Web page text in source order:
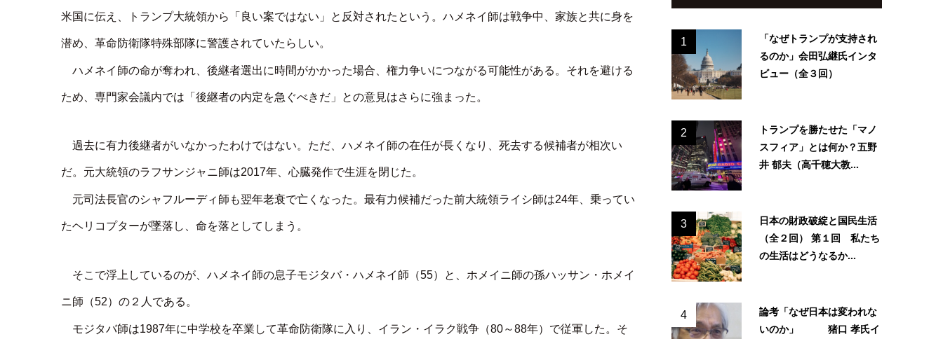
米国に伝え、トランプ大統領から「良い案ではない」と反対されたという。ハメネイ師は戦争中、家族と共に身を
潜め、革命防衛隊特殊部隊に警護されていたらしい。
ハメネイ師の命が奪われ、後継者選出に時間がかかった場合、権力争いにつながる可能性がある。それを避ける
ため、専門家会議内では「後継者の内定を急ぐべきだ」との意見はさらに強まった。
過去に有力後継者がいなかったわけではない。ただ、ハメネイ師の在任が長くなり、死去する候補者が相次い
だ。元大統領のラフサンジャニ師は2017年、心臓発作で生涯を閉じた。
元司法長官のシャフルーディ師も翌年老衰で亡くなった。最有力候補だった前大統領ライシ師は24年、乗ってい
たヘリコプターが墜落し、命を落としてしまう。
そこで浮上しているのが、ハメネイ師の息子モジタバ・ハメネイ師（55）と、ホメイニ師の孫ハッサン・ホメイ
ニ師（52）の２人である。
モジタバ師は1987年に中学校を卒業して革命防衛隊に入り、イラン・イラク戦争（80～88年）で従軍した。そ
1
「なぜトランプが支持され
るのか」会田弘継氏インタ
ビュー（全３回）
2
トランプを勝たせた「マノ
スフィア」とは何か？五野
井 郁夫（高千穂大教...
3
日本の財政破綻と国民生活
（全２回） 第１回 私たち
の生活はどうなるか...
4
論考「なぜ日本は変われな
いのか」 猪口 孝氏イ